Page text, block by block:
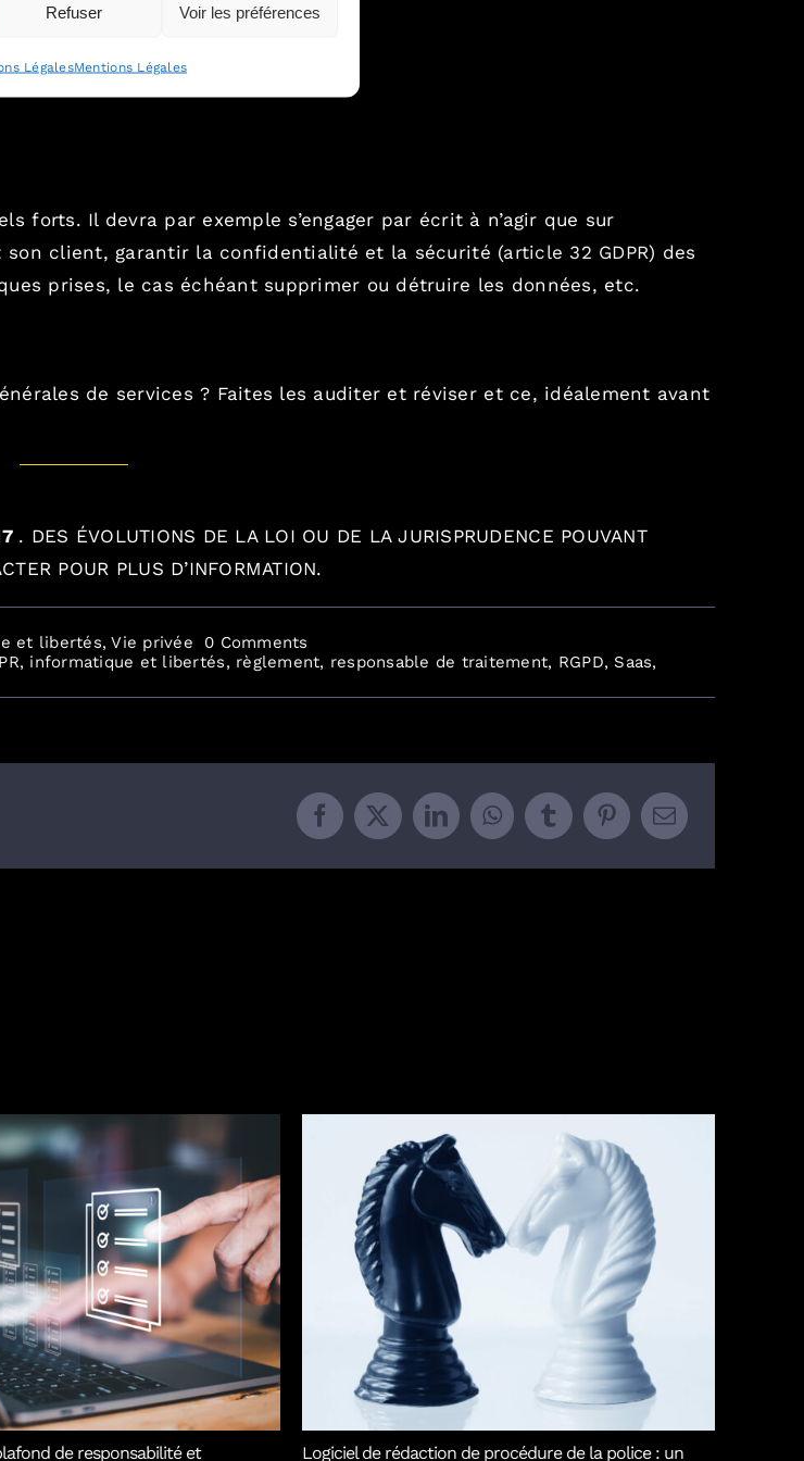
Refuser Voir les préférences
LégalesMentions Légales
forts. Il devra par exemple s’engager par écrit à n’agir que sur
client, garantir la confidentialité et la sécurité (article 32 GDPR) des
prises, le cas échéant supprimer ou détruire les données, etc.
de services ? Faites les auditer et réviser et ce, idéalement avant
. DES ÉVOLUTIONS DE LA LOI OU DE LA JURISPRUDENCE POUVANT
POUR PLUS D’INFORMATION.
et libertés,Vie privée 0 Comments
Sous-
et
:
sont
vos
(nouvelles)
, informatique et libertés, règlement, responsable de traitement, RGPD, Saas,
de responsabilité et Logiciel de rédaction de procédure de la police : un